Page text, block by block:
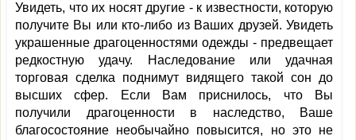
Увидеть, что их носят другие - к известности, которую
получите Вы или кто-либо из Ваших друзей. Увидеть
украшенные драгоценностями одежды - предвещает
редкостную удачу. Наследование или удачная
торговая сделка поднимут видящего такой сон до
высших сфер. Если Вам приснилось, что Вы
получили драгоценности в наследство, Ваше
благосостояние необычайно повысится, но это не